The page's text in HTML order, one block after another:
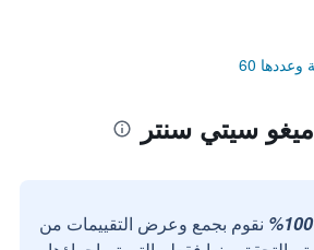
60
سيتي سنتر
نقوم بجمع وعرض التقييمات من